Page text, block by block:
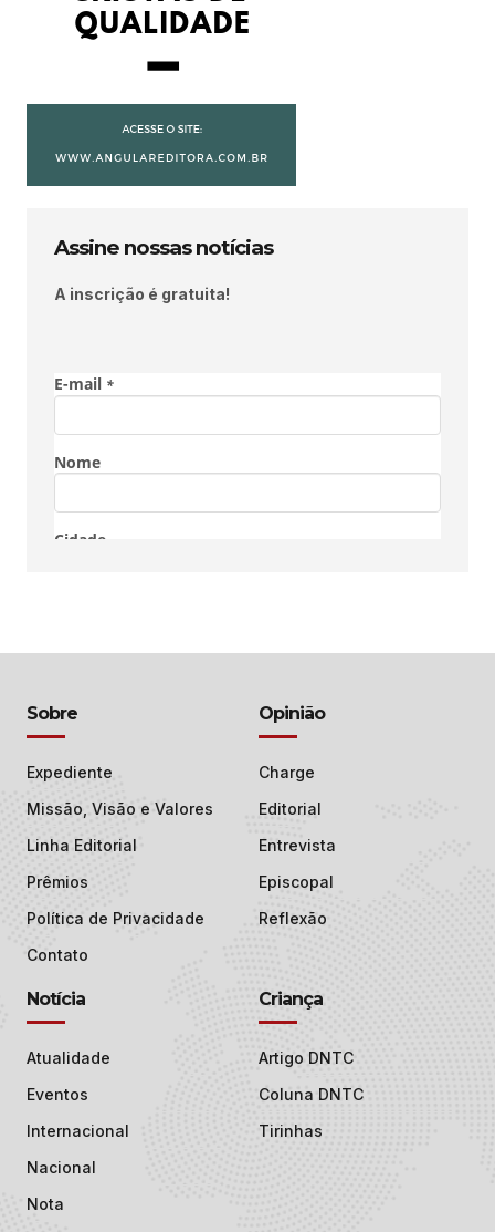
Assine nossas notícias
A inscrição é gratuita!
Sobre
Expediente
Missão, Visão e Valores
Linha Editorial
Prêmios
Política de Privacidade
Contato
Opinião
Charge
Editorial
Entrevista
Episcopal
Reflexão
Notícia
Atualidade
Eventos
Internacional
Nacional
Nota
Criança
Artigo DNTC
Coluna DNTC
Tirinhas